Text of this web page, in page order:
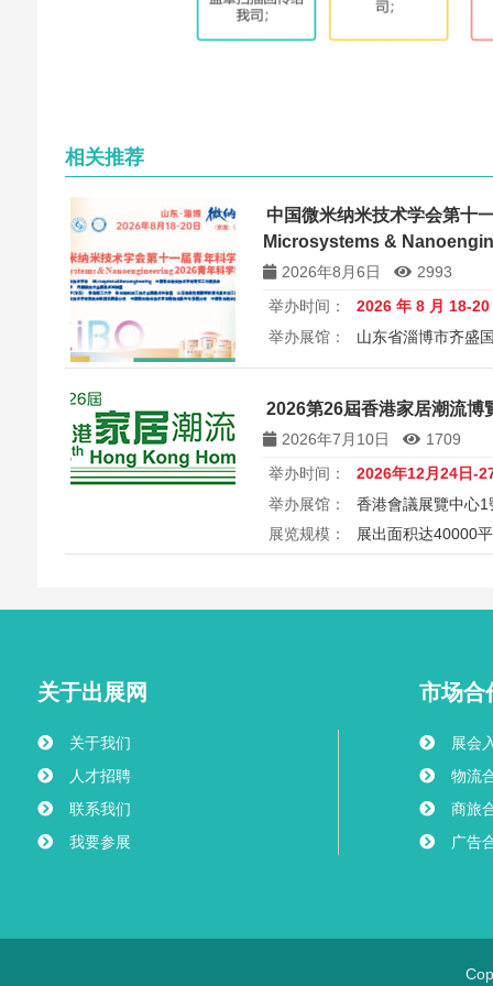
相关推荐
中国微米纳米技术学会第十
Microsystems &
讨会2026年8月6日
2993
举办时间：
2026 年 8 月 18-
举办展馆：
山东省淄博市齐盛
展览规模：
5000+平方米
所
中国微米纳米技术学会第十一届
Microsystems &
2026第26屆香港家居潮流
2026年7月10日
1709
举办时间：
2026年12月24日-
举办展馆：
香港會議展覽中心
展览规模：
展出面积达40000
商，打造岁末一站式家居采购与
关于出展网
关于我们
人才招聘
联系我们
我要参展
市场合
展会
物流
商旅
广告